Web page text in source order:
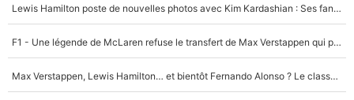
Lewis Hamilton poste de nouvelles photos avec Kim Kardashian : Ses fans le voient déjà redevenir champion du monde de F1 grâce à elle !
F1 - Une légende de McLaren refuse le transfert de Max Verstappen qui pourrait «faire des vagues» et plomber l'ambiance dans l'équipe
Max Verstappen, Lewis Hamilton… et bientôt Fernando Alonso ? Le classement des pilotes les mieux payés en Formule 1 risque de changer !